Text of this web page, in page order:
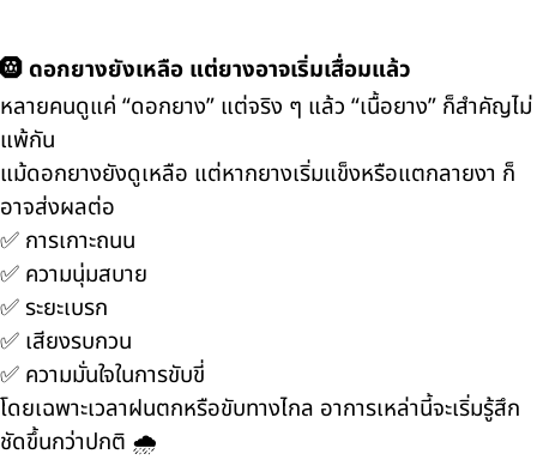
🛞 ดอกยางยังเหลือ แต่ยางอาจเริ่มเสื่อมแล้ว
หลายคนดูแค่ “ดอกยาง” แต่จริง ๆ แล้ว “เนื้อยาง” ก็สำคัญไม่
แพ้กัน
แม้ดอกยางยังดูเหลือ แต่หากยางเริ่มแข็งหรือแตกลายงา ก็
อาจส่งผลต่อ
✅ การเกาะถนน
✅ ความนุ่มสบาย
✅ ระยะเบรก
✅ เสียงรบกวน
✅ ความมั่นใจในการขับขี่
โดยเฉพาะเวลาฝนตกหรือขับทางไกล อาการเหล่านี้จะเริ่มรู้สึก
ชัดขึ้นกว่าปกติ 🌧️